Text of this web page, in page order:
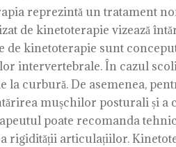
reprezintă un tratament
de kinetoterapie vizează
de kinetoterapie sunt
intervertebrale. În cazul
la curbură. De asemenea,
mușchilor posturali și a
poate recomanda
rigidității articulațiilor.